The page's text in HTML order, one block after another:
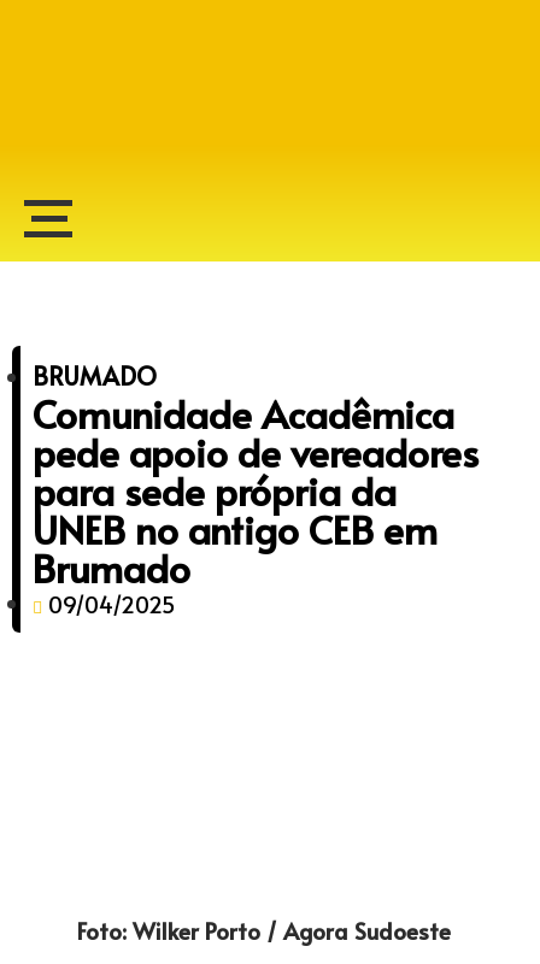
BRUMADO
Comunidade Acadêmica
pede apoio de vereadores
para sede própria da
UNEB no antigo CEB em
Brumado
09/04/2025
Foto: Wilker Porto / Agora Sudoeste